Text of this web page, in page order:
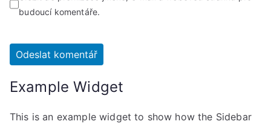
budoucí komentáře.
Example Widget
This is an example widget to show how the Sidebar